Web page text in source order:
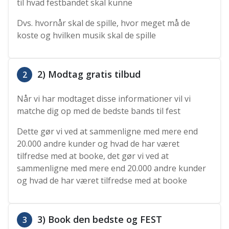
til hvad festbandet skal kunne
Dvs. hvornår skal de spille, hvor meget må de
koste og hvilken musik skal de spille
2 2) Modtag gratis tilbud
Når vi har modtaget disse informationer vil vi
matche dig op med de bedste bands til fest
Dette gør vi ved at sammenligne med mere end
20.000 andre kunder og hvad de har været
tilfredse med at booke, det gør vi ved at
sammenligne med mere end 20.000 andre kunder
og hvad de har været tilfredse med at booke
3 3) Book den bedste og FEST